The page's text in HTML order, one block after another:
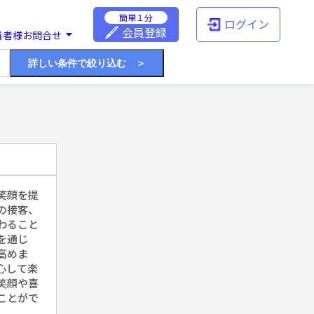
様お問合せ
簡単１分
会員登録 ログイン
詳しい条件で絞り込む ＞
顔を提
客、
ること
通じ
めま
して楽
顔や喜
とがで